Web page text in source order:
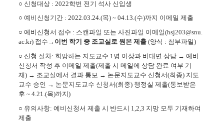
○ 신청대상 : 2022학번 전기 석사 신입생
○예비신청기간 : 2022.03.24.(목) ~ 04.13.(수)까지 이메일 제출
○예비신청서 접수 : 스캔파일 또는 사진파일 이메일(hsj203@snu.
ac.kr) 접수 → 이번 학기 중 조교실로 원본 제출 (양식 : 첨부파일)
○ 신청 절차: 희망하는 지도교수 1 명 이상과 비대면 상담 →예비
신청서 작성 후 이메일 제출(제출 시 메일에 상담 완료 여부 기
재) → 조교실에서 결과 통보 → 논문지도교수 신청서(최종) 지도
교수 승인 → 논문지도교수 신청서(최종)행정실 제출(통보받은
후~ 4.21.(목)까지)
○ 유의사항:예비신청서 제출 시 반드시 1,2,3 지망 모두 기재하여
제출